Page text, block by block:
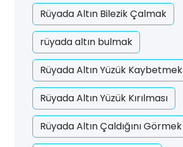
Rüyada Altın Bilezik Çalmak
rüyada altın bulmak
Rüyada Altın Yüzük Kaybetmek
Rüyada Altın Yüzük Kırılması
Rüyada Altın Çaldığını Görmek